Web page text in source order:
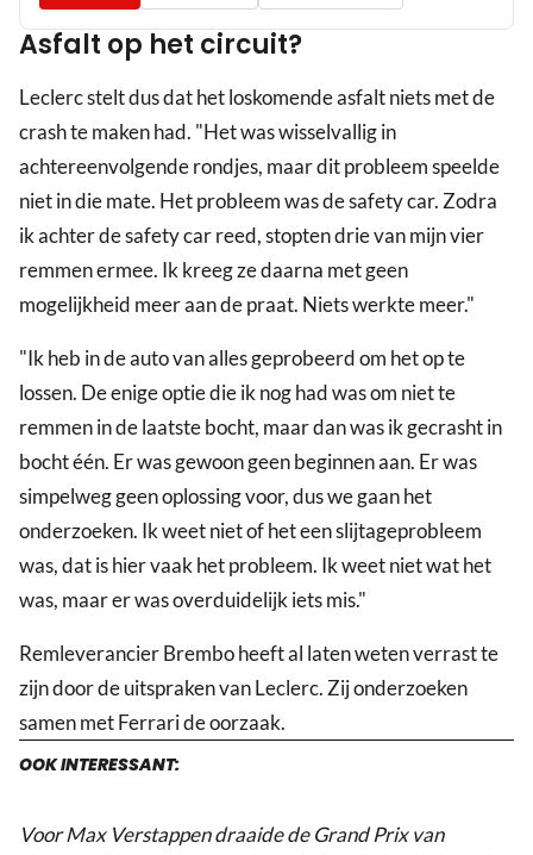
Asfalt op het circuit?
Leclerc stelt dus dat het loskomende asfalt niets met de
crash te maken had. "Het was wisselvallig in
achtereenvolgende rondjes, maar dit probleem speelde
niet in die mate. Het probleem was de safety car. Zodra
ik achter de safety car reed, stopten drie van mijn vier
remmen ermee. Ik kreeg ze daarna met geen
mogelijkheid meer aan de praat. Niets werkte meer."
"Ik heb in de auto van alles geprobeerd om het op te
lossen. De enige optie die ik nog had was om niet te
remmen in de laatste bocht, maar dan was ik gecrasht in
bocht één. Er was gewoon geen beginnen aan. Er was
simpelweg geen oplossing voor, dus we gaan het
onderzoeken. Ik weet niet of het een slijtageprobleem
was, dat is hier vaak het probleem. Ik weet niet wat het
was, maar er was overduidelijk iets mis."
Remleverancier Brembo heeft al laten weten verrast te
zijn door de uitspraken van Leclerc. Zij onderzoeken
samen met Ferrari de oorzaak.
OOK INTERESSANT:
Voor Max Verstappen draaide de Grand Prix van